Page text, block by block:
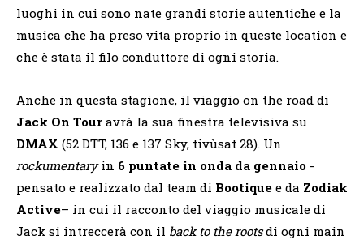
luoghi in cui sono nate grandi storie autentiche e la
musica che ha preso vita proprio in queste location e
che è stata il filo conduttore di ogni storia.
Anche in questa stagione, il viaggio on the road di
Jack On Tour avrà la sua finestra televisiva su
DMAX (52 DTT, 136 e 137 Sky, tivùsat 28). Un
rockumentaryin 6 puntate in onda da gennaio -
pensato e realizzato dal team di Bootique e da Zodiak
Active– in cui il racconto del viaggio musicale di
Jack si intreccerà con il back to the rootsdi ogni main